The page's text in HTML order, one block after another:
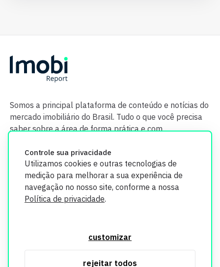
Controle sua privacidade
Utilizamos cookies e outras tecnologias de
medição para melhorar a sua experiência de
navegação no nosso site, conforme a nossa
Política de privacidade.
customizar
rejeitar todos
Somos a principal plataforma de conteúdo e notícias do
mercado imobiliário do Brasil. Tudo o que você precisa
saber sobre a área de forma prática e com
segurança. Todos os dados coletados em nosso site são
utilizados exclusivamente para fins de aprimoramento de
informações, consulte nossa Política de Privacidade.